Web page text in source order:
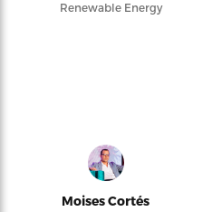
Renewable Energy
Moises Cortés